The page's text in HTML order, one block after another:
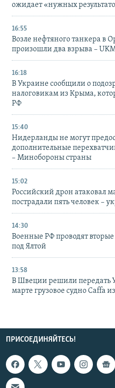
ожидает «нужных
16:55
Возле нефтяного танкера в
произошли два взрыва –
16:18
В Украине сообщили о
налоговикам из Крыма,
РФ
15:40
Нидерланды не могут
дополнительные
– Минобороны страны
15:02
Российский дрон атаковал
пострадали пять человек –
14:30
Военные РФ проводят
под Ялтой
13:58
В Швеции решили передать
марте грузовое судно Caffa
ПРИСОЕДИНЯЙТЕСЬ!